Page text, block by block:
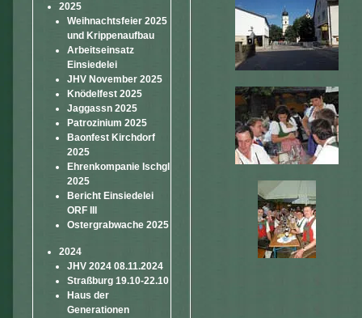
2025
Weihnachtsfeier 2025
und Krippenaufbau
Arbeitseinsatz
Einsiedelei
JHV November 2025
Knödelfest 2025
Jaggassn 2025
Patrozinium 2025
Baonfest Kirchdorf
2025
Ehrenkompanie Ischgl
2025
Bericht Einsiedelei
ORF III
Ostergrabwache 2025
2024
JHV 2024 08.11.2024
Straßburg 19.10-22.10
Haus der
Generationen